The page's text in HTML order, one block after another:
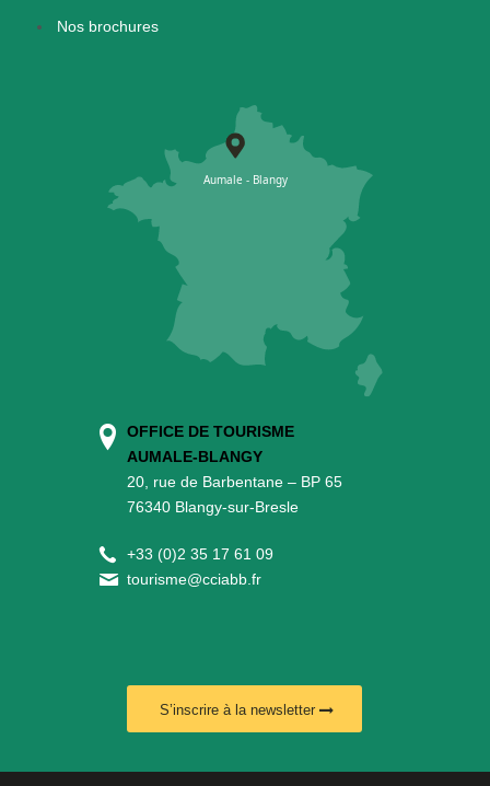
Nos brochures
OFFICE DE TOURISME
AUMALE-BLANGY
20, rue de Barbentane – BP 65
76340 Blangy-sur-Bresle
+33 (0)2 35 17 61 09
tourisme@cciabb.fr
S’inscrire à la newsletter